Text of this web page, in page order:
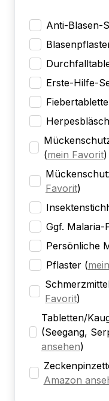
Anti-Blasen-
Erste-Hilfe-
(mein Favorit)
Favorit)
Ggf. Malaria-
Persönliche
Pflaster (
Favorit)
Tabletten/
(Seegang,
ansehen)
Amazon